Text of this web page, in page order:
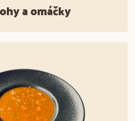
a omáčky